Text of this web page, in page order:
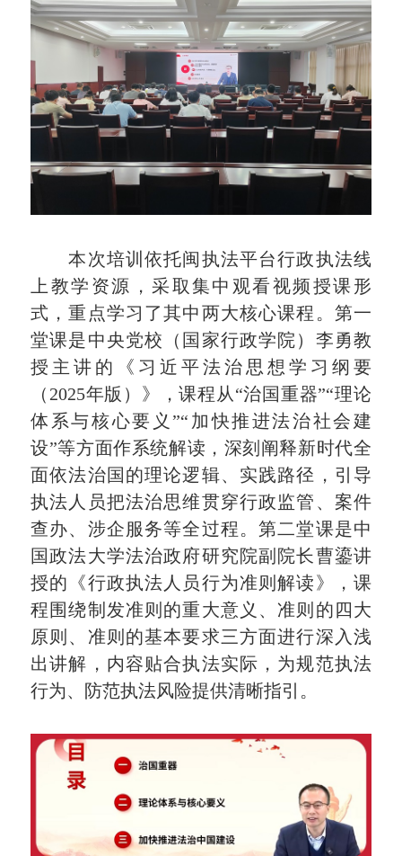
本次培训依托闽执法平台行政执法线
上教学资源，采取集中观看视频授课形
式，重点学习了其中两大核心课程。第一
堂课是中央党校（国家行政学院）李勇教
授主讲的《习近平法治思想学习纲要
（2025年版）》，课程从“治国重器”“理论
体系与核心要义”“加快推进法治社会建
设”等方面作系统解读，深刻阐释新时代全
面依法治国的理论逻辑、实践路径，引导
执法人员把法治思维贯穿行政监管、案件
查办、涉企服务等全过程。第二堂课是中
国政法大学法治政府研究院副院长曹鎏讲
授的《行政执法人员行为准则解读》，课
程围绕制发准则的重大意义、准则的四大
原则、准则的基本要求三方面进行深入浅
出讲解，内容贴合执法实际，为规范执法
行为、防范执法风险提供清晰指引。